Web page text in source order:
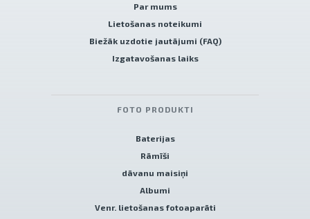
Par mums
Lietošanas noteikumi
Biežāk uzdotie jautājumi (FAQ)
Izgatavošanas laiks
FOTO PRODUKTI
Baterijas
Rāmīši
dāvanu maisiņi
Albumi
Venr. lietošanas fotoaparāti